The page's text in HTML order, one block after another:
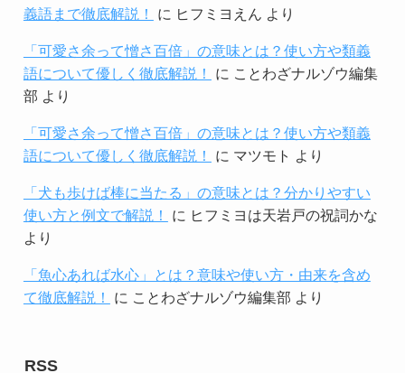
義語まで徹底解説！
に ヒフミヨえん より
「可愛さ余って憎さ百倍」の意味とは？使い方や類義
語について優しく徹底解説！
に ことわざナルゾウ編集
部 より
「可愛さ余って憎さ百倍」の意味とは？使い方や類義
語について優しく徹底解説！
に マツモト より
「犬も歩けば棒に当たる」の意味とは？分かりやすい
使い方と例文で解説！
に ヒフミヨは天岩戸の祝詞かな
より
「魚心あれば水心」とは？意味や使い方・由来を含め
て徹底解説！
に ことわざナルゾウ編集部 より
RSS